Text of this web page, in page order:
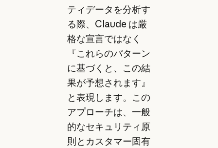
ティデータを分析す
る際、Claude は厳
格な宣言ではなく
『これらのパターン
に基づくと、この結
果が予想されます』
と表現します。この
アプローチは、一般
的なセキュリティ原
則とカスタマー固有